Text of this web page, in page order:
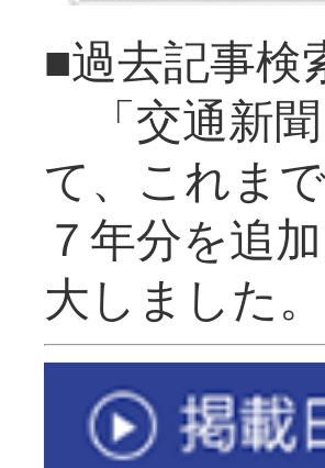
■過去記事
「交通新
て、これま
７年分を追
大しま